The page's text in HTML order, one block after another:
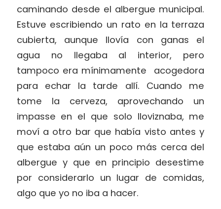
caminando desde el albergue municipal.
Estuve escribiendo un rato en la terraza
cubierta, aunque llovía con ganas el
agua no llegaba al interior, pero
tampoco era mínimamente
acogedora
para echar la tarde allí. Cuando me
tome la cerveza, aprovechando un
impasse en el que solo lloviznaba, me
moví a otro bar que había visto antes y
que estaba aún un poco más cerca del
albergue y que en principio desestime
por considerarlo un lugar de comidas,
algo que yo no iba a hacer.